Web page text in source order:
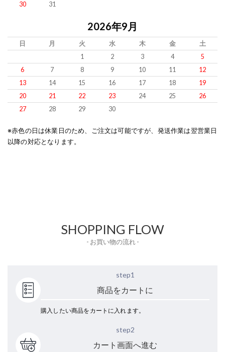
30
31
2026年9月
日 月 火 水 木 金
土
1
2 3 4
5
6
7 8 9 10 11
12
13
14 15 16 17 18
19
20
21 22 23 24 25
26
27
28 29 30
※赤色の日は休業日のため、ご注文は可能ですが、発送作業は翌営業日
以降の対応となります。
SHOPPING FLOW
- お買い物の流れ -
step1
商品をカートに
購入したい商品をカートに入れます。
step2
カート画面へ進む